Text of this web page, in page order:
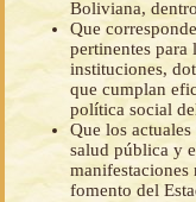
Boliviana,
Que
pertinentes
instituciones,
que cumplan
política social
Que los
salud pública y
fomento del